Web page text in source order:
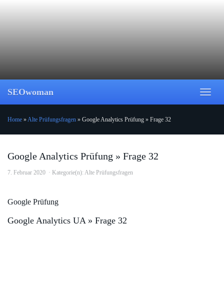
Toggle
SEOwoman
Home »Alte Prüfungsfragen » Google Analytics Prüfung » Frage 32
Google Analytics Prüfung » Frage 32
7. Februar 2020 Kategorie(n): Alte Prüfungsfragen
Google Prüfung
Google Analytics UA » Frage 32